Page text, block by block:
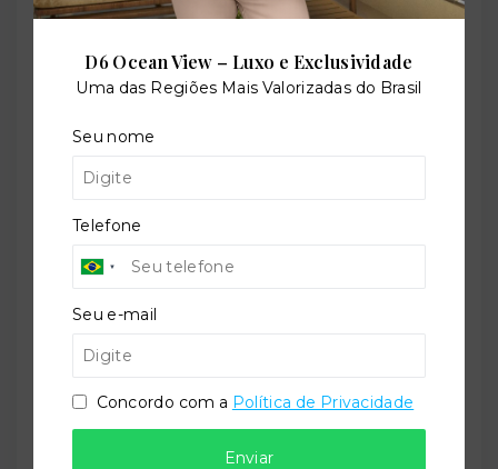
CRECI -42643f
(47) 9 9147-9687
Telefone
Mensagem
D6 Ocean View – Luxo e Exclusividade
Uma das Regiões Mais Valorizadas do Brasil
Seu nome
Telefone
Seu e-mail
Concordo com a Política de Privacidade
Enviar